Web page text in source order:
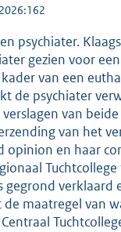
psychiater.
gezien voor
van een
de psychiater
van
van het
opinion en haar
gegrond verklaard
maatregel van